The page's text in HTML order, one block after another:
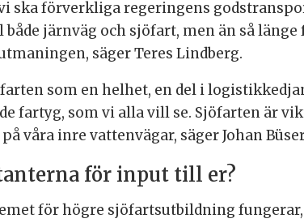
ska förverkliga regeringens
järnväg och sjöfart, men än så
säger Teres Lindberg.
som en helhet, en del i
fartyg, som vi alla vill se. Sjöfarten är
våra inre vattenvägar, säger Johan
för input till er?
för högre sjöfartsutbildning